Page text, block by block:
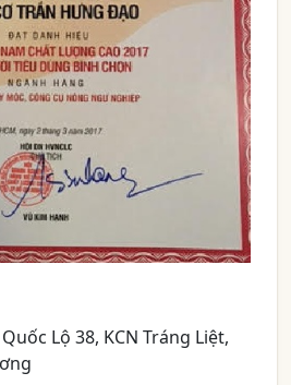
Lộ 38, KCN Tráng Liệt,